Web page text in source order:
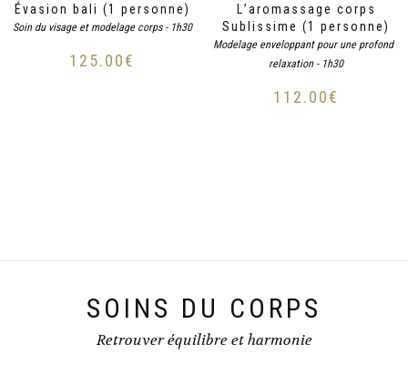
Évasion bali (1 personne)
Soin du visage et modelage corps - 1h30
125.00€
L’aromassage corps
Sublissime (1 personne)
Modelage enveloppant pour une profonde
relaxation - 1h30
112.00€
SOINS DU CORPS
Retrouver équilibre et harmonie